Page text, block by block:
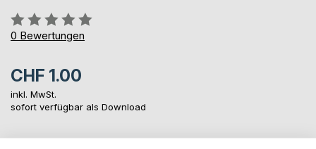
Bewertung::
0%
0 Bewertungen
CHF 1.00
inkl. MwSt.
sofort verfügbar als Download